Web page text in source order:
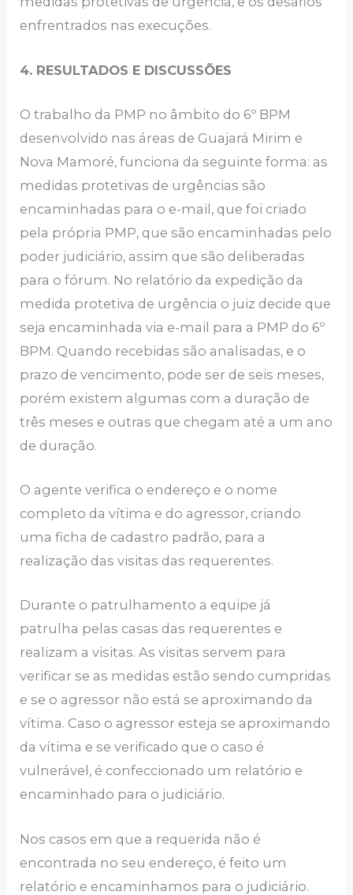
enfrentrados nas execuções.
4. RESULTADOS E DISCUSSÕES
O trabalho da PMP no âmbito do 6º BPM
desenvolvido nas áreas de Guajará Mirim e
Nova Mamoré, funciona da seguinte forma: as
medidas protetivas de urgências são
encaminhadas para o e-mail, que foi criado
pela própria PMP, que são encaminhadas pelo
poder judiciário, assim que são deliberadas
para o fórum. No relatório da expedição da
medida protetiva de urgência o juiz decide que
seja encaminhada via e-mail para a PMP do 6º
BPM. Quando recebidas são analisadas, e o
prazo de vencimento, pode ser de seis meses,
porém existem algumas com a duração de
três meses e outras que chegam até a um ano
de duração.
O agente verifica o endereço e o nome
completo da vítima e do agressor, criando
uma ficha de cadastro padrão, para a
realização das visitas das requerentes.
Durante o patrulhamento a equipe já
patrulha pelas casas das requerentes e
realizam a visitas. As visitas servem para
verificar se as medidas estão sendo cumpridas
e se o agressor não está se aproximando da
vítima. Caso o agressor esteja se aproximando
da vítima e se verificado que o caso é
vulnerável, é confeccionado um relatório e
encaminhado para o judiciário.
Nos casos em que a requerida não é
encontrada no seu endereço, é feito um
relatório e encaminhamos para o judiciário.